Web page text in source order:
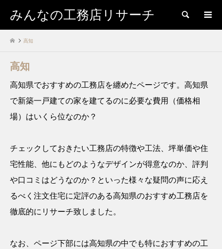
みんなの工務店リサーチ 検索
高知
高知
高知県でおすすめの工務店を纏めたページです。高知県
で新築一戸建ての家を建てるのに必要な費用（価格相
場）はいくら位なのか？
チェックしておきたい工務店の特徴や工法、坪単価や住
宅性能、他にもどのようなデザインが得意なのか、評判
や口コミはどうなのか？といった様々な疑問の声に応え
るべく注文住宅に定評のある高知県のおすすめ工務店を
徹底的にリサーチ致しました。
なお、ページ下部には高知県の中でも特におすすめの工